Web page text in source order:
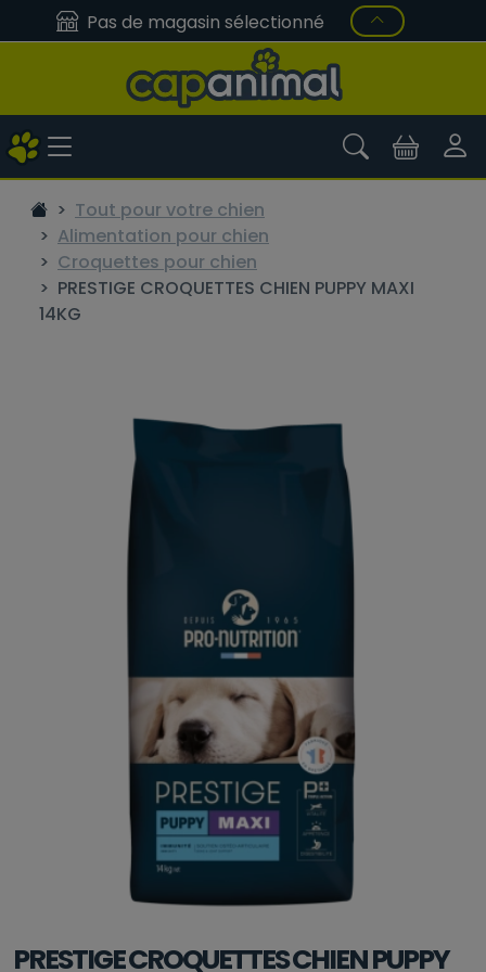
Pas de magasin sélectionné
Tout pour votre chien
Alimentation pour chien
Croquettes pour chien
PRESTIGE CROQUETTES CHIEN PUPPY MAXI
14KG
PRESTIGE CROQUETTES CHIEN PUPPY